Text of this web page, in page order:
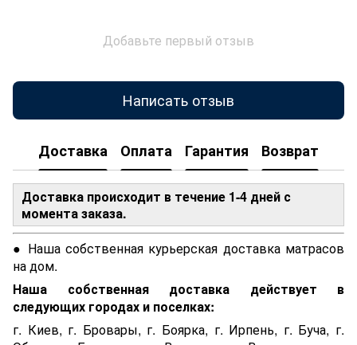
Добавьте первый отзыв
Написать отзыв
Доставка Оплата Гарантия Возврат
Доставка происходит в течение 1-4 дней с
момента заказа.
● Наша собственная курьерская доставка матрасов
на дом.
Наша собственная доставка действует в
следующих городах и поселках:
г. Киев, г. Бровары, г. Боярка, г. Ирпень, г. Буча, г.